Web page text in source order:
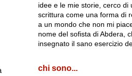
idee e le mie storie, cerco di
scrittura come una forma di
a un mondo che non mi
nome del sofista di Abdera,
insegnato il sano esercizio
chi sono...